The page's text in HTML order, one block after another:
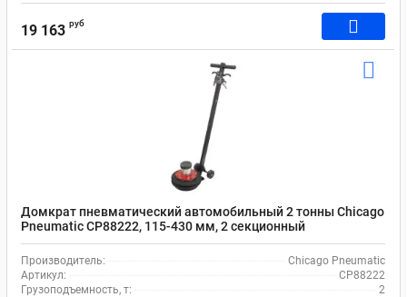
19 163 руб
Домкрат пневматический автомобильный 2 тонны Chicago
Pneumatic CP88222, 115-430 мм, 2 секционный
Производитель:
Chicago Pneumatic
Артикул:
CP88222
Грузоподъемность, т:
2